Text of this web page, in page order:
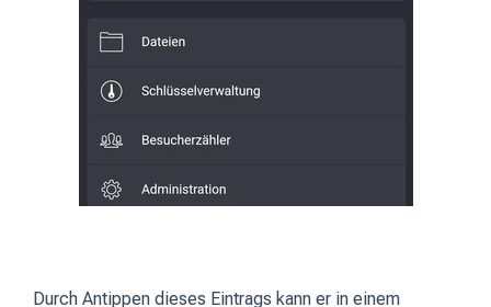
Durch Antippen dieses Eintrags kann er in einem